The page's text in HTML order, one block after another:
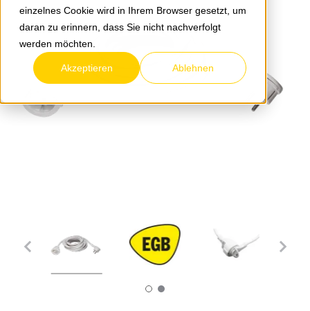
einzelnes Cookie wird in Ihrem Browser gesetzt, um
daran zu erinnern, dass Sie nicht nachverfolgt
werden möchten.
Akzeptieren Ablehnen